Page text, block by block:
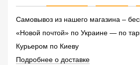
Самовывоз из нашего магазина –
«Новой почтой» по Украине — по
Курьером по Киеву
Подробнее о доставке